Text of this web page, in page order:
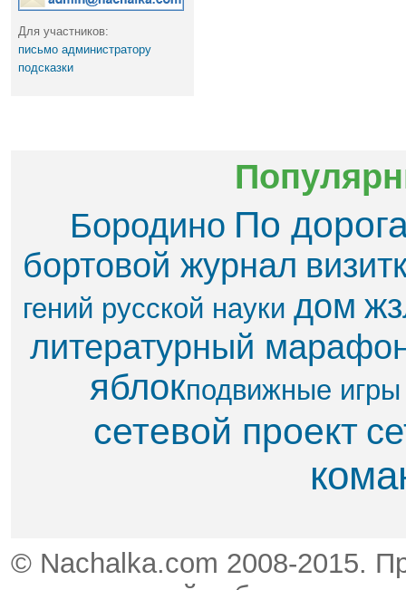
Для участников:
письмо администратору
подсказки
Бородино По
бортовой журнал
гений русской науки дом
литературный
яблок​подвижные игры
сетевой проект
© Nachalka.com 2008-2015.